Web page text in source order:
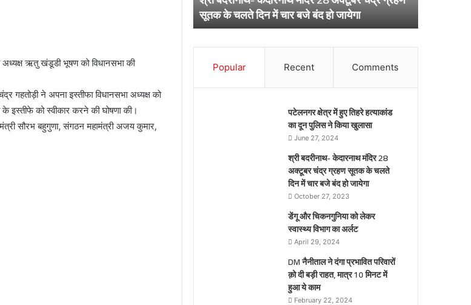
अध्यक्ष ऋतु खंडूडी भूषण को विधानसभा की
गहतोड़ी ने अपना इस्तीफा विधानसभा अध्यक्ष को
इस्तीफे को स्वीकार करने की घोषणा की।
सौरभ बहुगुणा, संगठन महामंत्री अजय कुमार,
सूतक
के
चलते
सूतक के चलते दिन में चार बजे बंद हो जायेगा
Popular Recent Comments
पटेलनगर क्षेत्र में हुए तिहरे हत्याकांड
का दून पुलिस ने किया खुलासा
June 27, 2024
श्री बदरीनाथ- केदारनाथ मंदिर 28
अक्टूबर चंद्र ग्रहण सूतक के चलते
दिन में चार बजे बंद हो जायेगा
October 27, 2023
डेंगू और चिकनगुनिया को लेकर
स्वास्थ्य विभाग का अर्लट
April 29, 2024
DM नैनीताल ने दंगा प्रभावित परिवारों
क़ो दी बड़ी राहत, मात्र 10 मिनट में
हुआ ये काम
February 22, 2024